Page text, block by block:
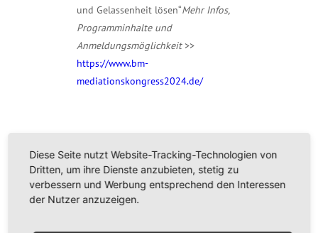
und Gelassenheit lösen“Mehr Infos,
Programminhalte und
Anmeldungsmöglichkeit>>
https://www.bm-
mediationskongress2024.de/
DATUM
27. - 28. Sep.. 2024
Diese Seite nutzt Website-Tracking-Technologien von
Dritten, um ihre Dienste anzubieten, stetig zu
verbessern und Werbung entsprechend den Interessen
der Nutzer anzuzeigen.